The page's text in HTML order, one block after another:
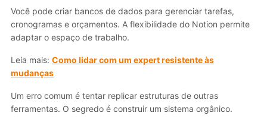
Você pode criar bancos de dados para gerenciar tarefas,
cronogramas e orçamentos. A flexibilidade do Notion permite
adaptar o espaço de trabalho.
Leia mais: Como lidar com um expert resistente às
mudanças
Um erro comum é tentar replicar estruturas de outras
ferramentas. O segredo é construir um sistema orgânico.